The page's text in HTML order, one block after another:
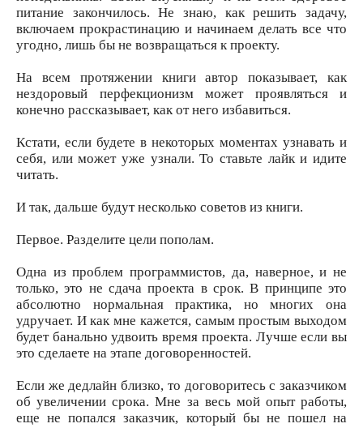
питание закончилось. Не знаю, как решить задачу,
включаем прокрастинацию и начинаем делать все что
угодно, лишь бы не возвращаться к проекту.
На всем протяжении книги автор показывает, как
нездоровый перфекционизм может проявляться и
конечно рассказывает, как от него избавиться.
Кстати, если будете в некоторых моментах узнавать и
себя, или может уже узнали. То ставьте лайк и идите
читать.
И так, дальше будут несколько советов из книги.
Первое. Разделите цели пополам.
Одна из проблем программистов, да, наверное, и не
только, это не сдача проекта в срок. В принципе это
абсолютно нормальная практика, но многих она
удручает. И как мне кажется, самым простым выходом
будет банально удвоить время проекта. Лучше если вы
это сделаете на этапе договоренностей.
Если же дедлайн близко, то договоритесь с заказчиком
об увеличении срока. Мне за весь мой опыт работы,
еще не попался заказчик, который бы не пошел на